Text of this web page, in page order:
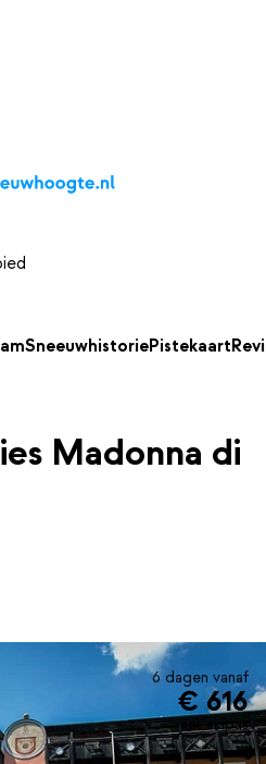
Kaarten
SneeuwhistoriePistekaart
Madonna di
6 dagen vanaf
€ 616
incl. skipas